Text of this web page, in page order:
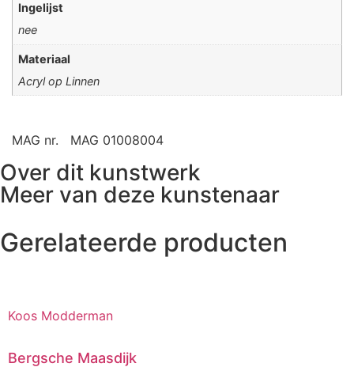
Ingelijst
nee
Materiaal
Acryl op Linnen
MAG nr. MAG 01008004
Over dit kunstwerk
Meer van deze kunstenaar
Gerelateerde producten
Koos Modderman
Bergsche Maasdijk